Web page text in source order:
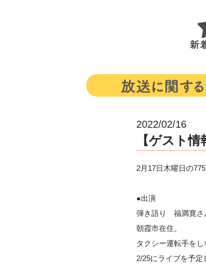
2022/02/16
【ゲスト
2月17日木曜日の
●出演
弾き語り 福満寛さ
朝霞市在住。
タクシー運転手をし
2/25にライブを予定